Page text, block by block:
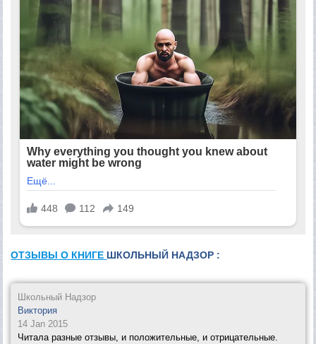
ОТЗЫВЫ О КНИГЕ ШКОЛЬНЫЙ НАДЗОР :
Школьный Надзор
Виктория
14 Jan 2015
Читала разные отзывы, и положительные, и отрицательные.